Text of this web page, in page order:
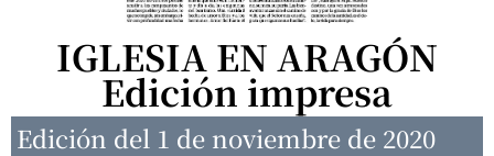
IGLESIA EN ARAGÓN
Edición impresa
Edición del 1 de noviembre de 2020